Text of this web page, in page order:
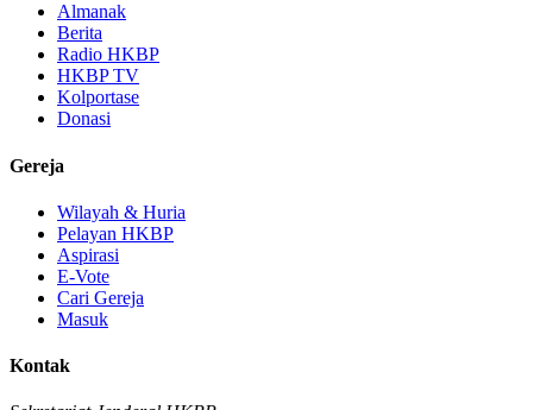
Almanak
Berita
Radio HKBP
HKBP TV
Kolportase
Donasi
Gereja
Wilayah & Huria
Pelayan HKBP
Aspirasi
E-Vote
Cari Gereja
Masuk
Kontak